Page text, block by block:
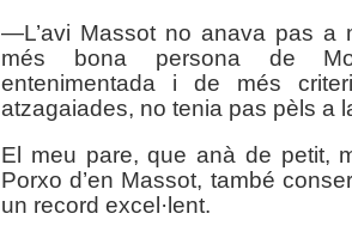
—L’avi Massot no anava pas a
més bona persona de
entenimentada i de més
atzagaiades, no tenia pas pèls a
El meu pare, que anà de petit,
Porxo d’en Massot, també
un record excel·lent.